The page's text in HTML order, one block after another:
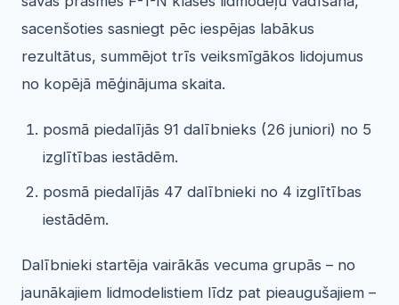
sacenšoties sasniegt pēc iespējas labākus
rezultātus, summējot trīs veiksmīgākos lidojumus
no kopējā mēģinājuma skaita.
posmā piedalījās 91 dalībnieks (26 juniori) no 5
izglītības iestādēm.
posmā piedalījās 47 dalībnieki no 4 izglītības
iestādēm.
Dalībnieki startēja vairākās vecuma grupās – no
jaunākajiem lidmodelistiem līdz pat pieaugušajiem –